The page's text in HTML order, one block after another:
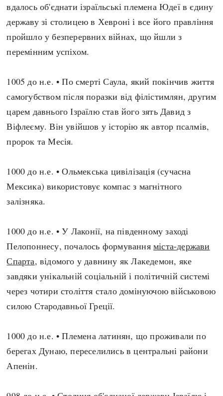
вдалось об'єднати ізраїльські племена Юдеї в єдину
державу зі столицею в Хевроні і все його правління
пройшло у безперервних війнах, що йшли з
перемінним успіхом.
1005 до н.е. • По смерті Саула, який покінчив життя
самогубством після поразки від філістимлян, другим
царем давнього Ізраїлю став його зять Давид з
Віфлеєму. Він увійшов у історію як автор псалмів,
пророк та Месія.
1000 до н.е. • Ольмекська цивілізація (сучасна
Мексика) використовує компас з магнітного
залізняка.
1000 до н.е. • У Лаконії, на південному заході
Пелопоннесу, почалось формуванняміста-держави
Спарта, відомого у давнину як Лакедемон, яке
завдяки унікальній соціальній і політичній системі
через чотири століття стало домінуючою військовою
силою Стародавньої Греції.
1000 до н.е. • Племена латинян, що проживали по
берегах Дунаю, переселились в центральні райони
Апенін.